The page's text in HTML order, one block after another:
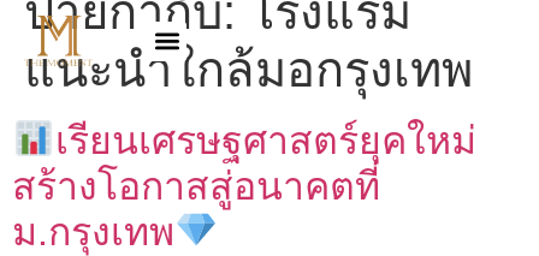
ป้ายกำกับ: โรงแรม
แนะนำใกล้มอกรุงเทพ
เรียนเศรษฐศาสตร์ยุคใหม่
สร้างโอกาสสู่อนาคตที่
ม.กรุงเทพ